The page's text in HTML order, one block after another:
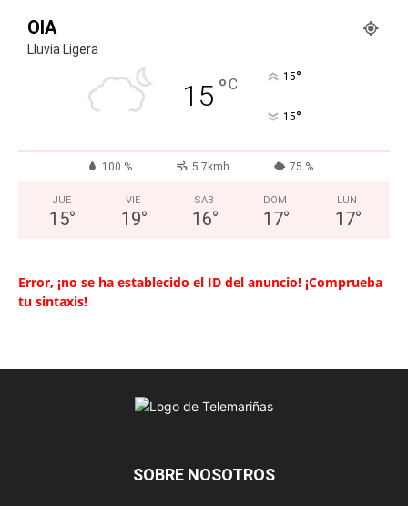
OIA
Lluvia Ligera
15 °C 15°
15°
100 % 5.7kmh 75 %
JUE
15°
VIE
19°
SAB
16°
DOM
17°
LUN
17°
Error, ¡no se ha establecido el ID del anuncio! ¡Comprueba
tu sintaxis!
SOBRE NOSOTROS